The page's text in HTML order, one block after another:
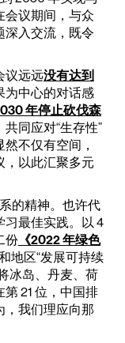
会议期间，与众
深入交流，既令
议远远没有达到
为中心的对话感
年停止砍伐森
同应对“生存性”
不仅有空间，
，以此汇聚多元
的精神。也许代
最佳实践。以 4
份 《2022 年绿色
地区“发展可持续
冰岛、丹麦、荷
21 位，中国排
，我们理应向那